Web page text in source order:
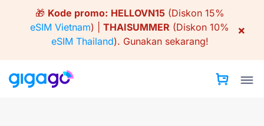
🎁 Kode promo: HELLOVN15(Diskon 15%
eSIM Vietnam) | THAISUMMER (Diskon 10%
eSIM Thailand). Gunakan sekarang!
×